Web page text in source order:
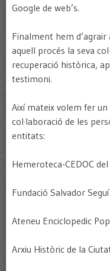
Google de web’s.
Finalment hem
aquell procés la seva
recuperació històrica,
testimoni.
Així mateix volem fer
col·laboració de les
entitats:
Hemeroteca-CEDOC
Fundació Salvador
Ateneu Enciclopedic
Arxiu Històric de la